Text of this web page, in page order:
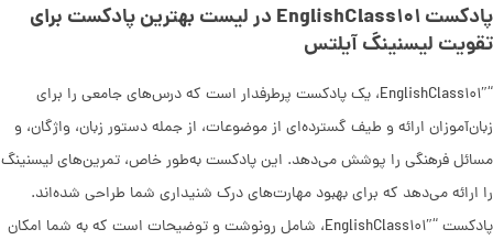
پادکست EnglishClass۱۰۱ در لیست بهترین پادکست برای
تقویت لیسنینگ آیلتس
“EnglishClass۱۰۱″، یک پادکست پرطرفدار است که درس‌های جامعی را برای
زبان‌آموزان ارائه و طیف گسترده‌ای از موضوعات، از جمله دستور زبان، واژگان، و
مسائل فرهنگی را پوشش می‌دهد. این پادکست به‌طور خاص، تمرین‌های لیسنینگ
را ارائه می‌دهد که برای بهبود مهارت‌های درک شنیداری شما طراحی شده‌اند.
پادکست “EnglishClass۱۰۱″، شامل رونوشت و توضیحات است که به شما امکان